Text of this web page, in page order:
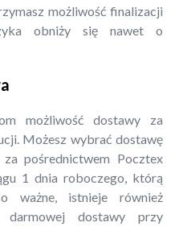
możliwość finalizacji
obniży się nawet o
możliwość dostawy za
Możesz wybrać dostawę
pośrednictwem Pocztex
1 dnia roboczego, którą
ważne, istnieje również
darmowej dostawy przy